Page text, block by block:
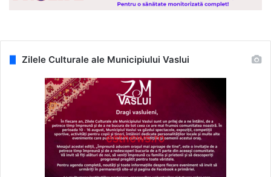
Zilele Culturale ale Municipiului Vaslui